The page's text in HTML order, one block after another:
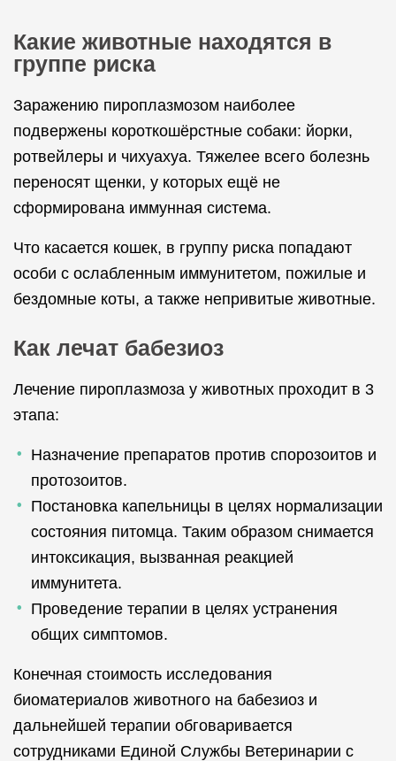
Какие животные находятся в
группе риска
Заражению пироплазмозом наиболее
подвержены короткошёрстные собаки: йорки,
ротвейлеры и чихуахуа. Тяжелее всего болезнь
переносят щенки, у которых ещё не
сформирована иммунная система.
Что касается кошек, в группу риска попадают
особи с ослабленным иммунитетом, пожилые и
бездомные коты, а также непривитые животные.
Как лечат бабезиоз
Лечение пироплазмоза у животных проходит в 3
этапа:
Назначение препаратов против спорозоитов и
протозоитов.
Постановка капельницы в целях нормализации
состояния питомца. Таким образом снимается
интоксикация, вызванная реакцией
иммунитета.
Проведение терапии в целях устранения
общих симптомов.
Конечная стоимость исследования
биоматериалов животного на бабезиоз и
дальнейшей терапии обговаривается
сотрудниками Единой Службы Ветеринарии с